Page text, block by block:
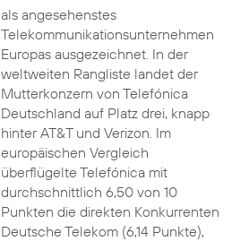
als angesehenstes
Telekommunikationsunternehmen
Europas ausgezeichnet. In der
weltweiten Rangliste landet der
Mutterkonzern von Telefónica
Deutschland auf Platz drei, knapp
hinter AT&T und Verizon. Im
europäischen Vergleich
überflügelte Telefónica mit
durchschnittlich 6,50 von 10
Punkten die direkten Konkurrenten
Deutsche Telekom (6,14 Punkte),